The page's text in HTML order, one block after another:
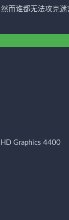
而谁都无法攻克迷
Graphics 4400